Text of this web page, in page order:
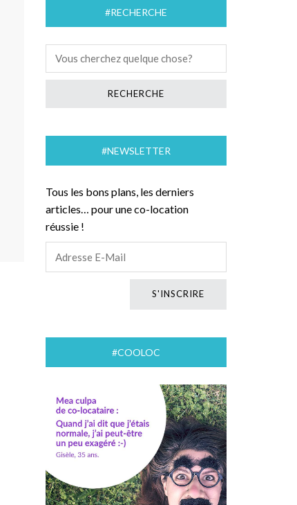
#RECHERCHE
#NEWSLETTER
Tous les bons plans, les derniers
articles… pour une co-location
réussie !
#COOLOC